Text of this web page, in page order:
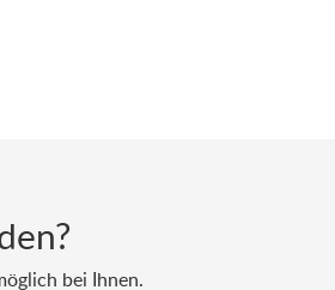
bei Ihnen.